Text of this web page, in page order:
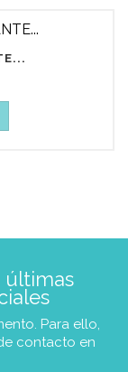
últimas
Para ello,
contacto en